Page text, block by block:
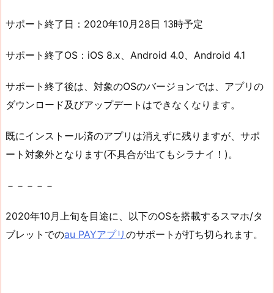
サポート終了日：2020年10月28日 13時予定
サポート終了OS：iOS 8.x、Android 4.0、Android 4.1
サポート終了後は、対象のOSのバージョンでは、アプリの
ダウンロード及びアップデートはできなくなります。
既にインストール済のアプリは消えずに残りますが、サポ
ート対象外となります(不具合が出てもシラナイ！)。
－－－－－
2020年10月上旬を目途に、以下のOSを搭載するスマホ/タ
ブレットでのau PAYアプリ のサポートが打ち切られます。